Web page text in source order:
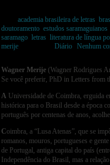
academia brasileira de letras
doutoramento estudos saramaguianos
saramago letras literatura de língua
merije
Diário Nenhum
Wagner Merije (Wagner Rodrigues
Se você preferir, PhD in Letters from
A Universidade de Coimbra, erguida
histórica para o Brasil desde a época
português por centenas de anos,
Coimbra, a “Lusa Atenas”, que se
romanos, mouros, portugueses e
de Portugal, antiga capital do país
Independência do Brasil, mas a